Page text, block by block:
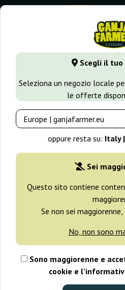
Scegli il tuo
Seleziona un negozio locale
le offerte
oppure resta su: Italy
Sei
Questo sito contiene
Se non sei
No, non sono
Sono maggiorenne e
cookie e
GanjaFarmer.it Tipi di Semi